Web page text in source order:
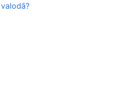
valodā?